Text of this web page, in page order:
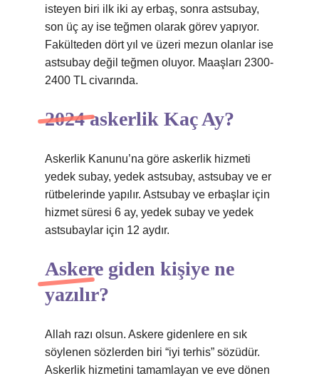
isteyen biri ilk iki ay erbaş, sonra astsubay,
son üç ay ise teğmen olarak görev yapıyor.
Fakülteden dört yıl ve üzeri mezun olanlar ise
astsubay değil teğmen oluyor. Maaşları 2300-
2400 TL civarında.
2024 askerlik Kaç Ay?
Askerlik Kanunu’na göre askerlik hizmeti
yedek subay, yedek astsubay, astsubay ve er
rütbelerinde yapılır. Astsubay ve erbaşlar için
hizmet süresi 6 ay, yedek subay ve yedek
astsubaylar için 12 aydır.
Askere giden kişiye ne
yazılır?
Allah razı olsun. Askere gidenlere en sık
söylenen sözlerden biri “iyi terhis” sözüdür.
Askerlik hizmetini tamamlayan ve eve dönen